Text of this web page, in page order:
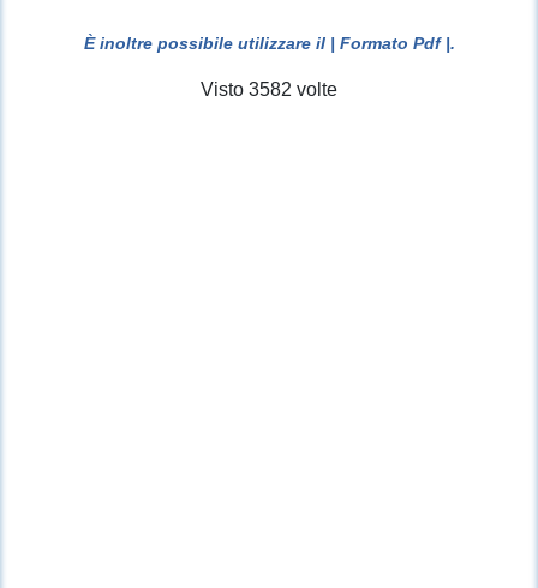
È inoltre possibile utilizzare il | Formato Pdf |.
Visto 3582 volte